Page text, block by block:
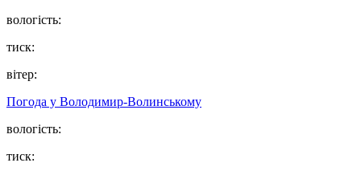
вологість:
тиск:
вітер:
Погода у Володимир-Волинському
вологість:
тиск: